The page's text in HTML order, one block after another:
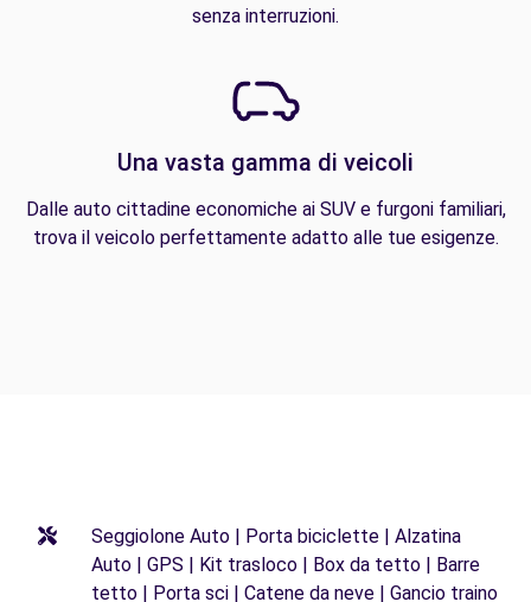
senza interruzioni.
Una vasta gamma di veicoli
Dalle auto cittadine economiche ai SUV e furgoni familiari,
trova il veicolo perfettamente adatto alle tue esigenze.
Seggiolone Auto | Porta biciclette | Alzatina
Auto | GPS | Kit trasloco | Box da tetto | Barre
tetto | Porta sci | Catene da neve | Gancio traino